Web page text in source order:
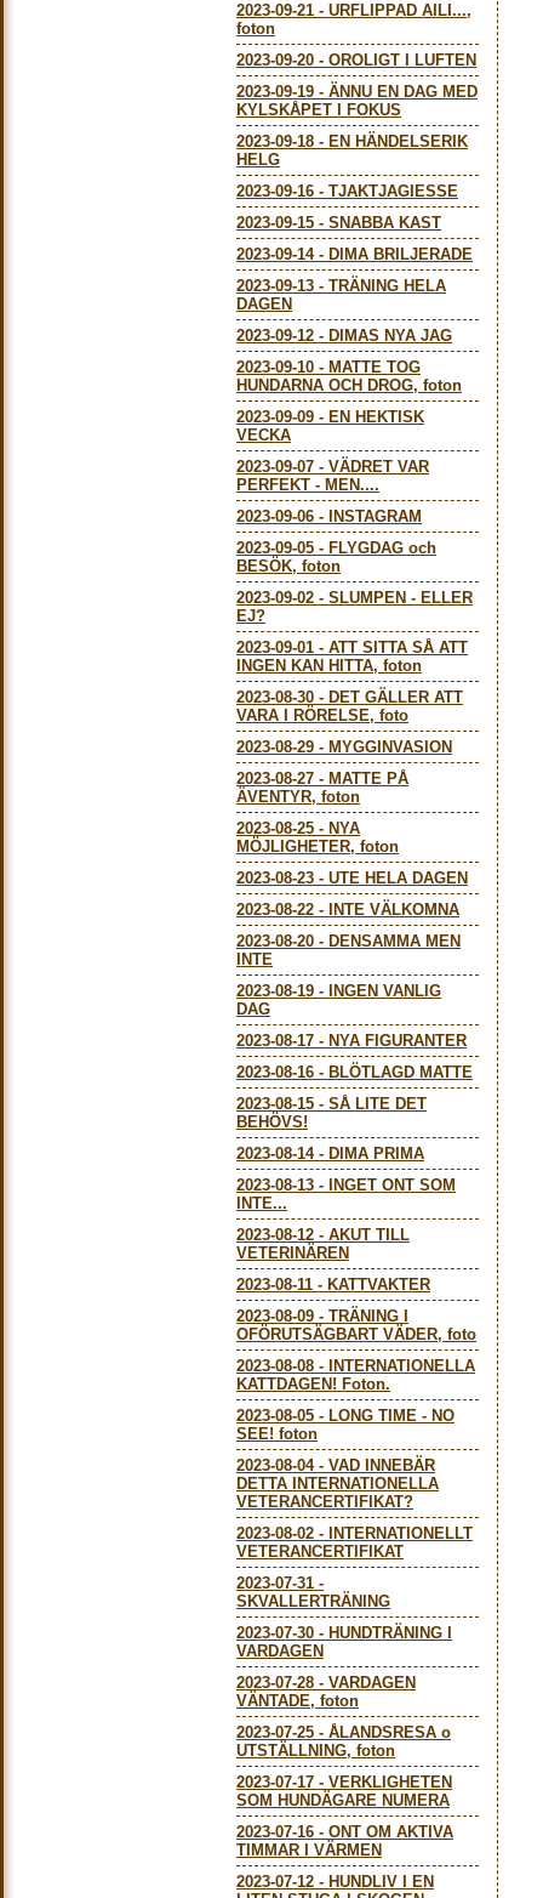
2023-09-21 - URFLIPPAD AILI...,
foton
2023-09-20 - OROLIGT I LUFTEN
2023-09-19 - ÄNNU EN DAG MED
KYLSKÅPET I FOKUS
2023-09-18 - EN HÄNDELSERIK
HELG
2023-09-16 - TJAKTJAGIESSE
2023-09-15 - SNABBA KAST
2023-09-14- DIMA BRILJERADE
2023-09-13 - TRÄNING HELA
DAGEN
2023-09-12 - DIMAS NYA JAG
2023-09-10 - MATTE TOG
HUNDARNA OCH DROG, foton
2023-09-09 - EN HEKTISK
VECKA
2023-09-07 - VÄDRET VAR
PERFEKT - MEN....
2023-09-06 -
INSTAGRAM
2023-09-05 - FLYGDAG och
BESÖK, foton
2023-09-02 - SLUMPEN - ELLER
EJ?
2023-09-01 - ATT SITTA SÅ ATT
INGEN KAN HITTA, foton
2023-08-30 - DET GÄLLER ATT
VARA I RÖRELSE, foto
2023-08-29 - MYGGINVASION
2023-08-27 - MATTE PÅ
ÄVENTYR, foton
2023-08-25 - NYA
MÖJLIGHETER, foton
2023-08-23 - UTE HELA DAGEN
2023-08-22 -
INTE VÄLKOMNA
2023-08-20 - DENSAMMA MEN
INTE
2023-08-19 -
INGEN VANLIG
DAG
2023-08-17 - NYA FIGURANTER
2023-08-16 - BLÖTLAGD MATTE
2023-08-15 - SÅ LITE DET
BEHÖVS!
2023-08-14- DIMA PRIMA
2023-08-13 -
INGET ONT SOM
INTE...
2023-08-12 - AKUT TILL
VETERINÄREN
2023-08-11 - KATTVAKTER
2023-08-09 - TRÄNING I
OFÖRUTSÄGBART VÄDER, foto
2023-08-08 -
INTERNATIONELLA
KATTDAGEN! Foton.
2023-08-05 - LONG TIME - NO
SEE! foton
2023-08-04- VAD INNEBÄR
DETTA INTERNATIONELLA
VETERANCERTIFIKAT?
2023-08-02 -
INTERNATIONELLT
VETERANCERTIFIKAT
2023-07-31 -
SKVALLERTRÄNING
2023-07-30 - HUNDTRÄNING I
VARDAGEN
2023-07-28 - VARDAGEN
VÄNTADE, foton
2023-07-25 - ÅLANDSRESA o
UTSTÄLLNING, foton
2023-07-17 - VERKLIGHETEN
SOM HUNDÄGARE NUMERA
2023-07-16 - ONT OM AKTIVA
TIMMAR I VÄRMEN
2023-07-12 - HUNDLIV I EN